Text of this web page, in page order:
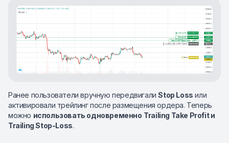
Ранее пользователи вручную передвигалиStop Loss или
активировали трейлинг после размещения ордера. Теперь
можно использовать одновременно Trailing Take Profit и
Trailing Stop-Loss.